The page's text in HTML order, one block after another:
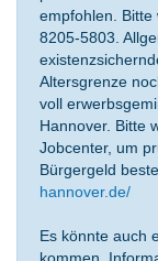
empfohlen. Bitte
8205-5803.
Altersgrenze
voll
Hannover. Bitte
Jobcenter, um
Bürgergeld
hannover.de/
Es könnte auch